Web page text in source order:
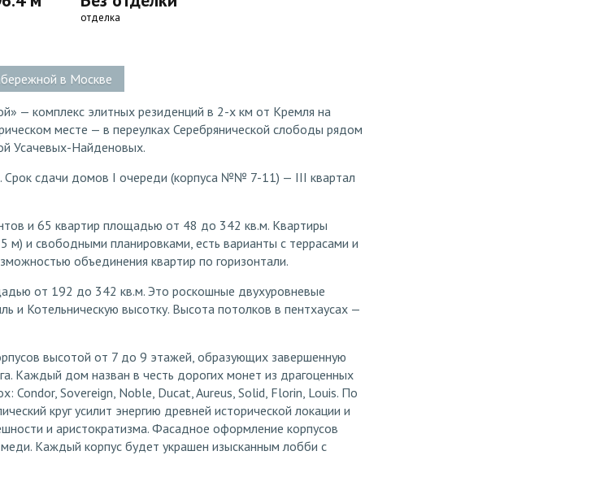
отделка
в Москве
— комплекс элитных резиденций в 2-х км от Кремля на
месте — в переулках Серебрянической слободы рядом
Усачевых-Найденовых.
Срок сдачи домов I очереди (корпуса №№ 7-11) — III квартал
и 65 квартир площадью от 48 до 342 кв.м. Квартиры
м) и свободными планировками, есть варианты с террасами и
объединения квартир по горизонтали.
от 192 до 342 кв.м. Это роскошные двухуровневые
и Котельническую высотку. Высота потолков в пентхаусах —
высотой от 7 до 9 этажей, образующих завершенную
Каждый дом назван в честь дорогих монет из драгоценных
Condor, Sovereign, Noble, Ducat, Aureus, Solid, Florin, Louis. По
круг усилит энергию древней исторической локации и
и аристократизма. Фасадное оформление корпусов
Каждый корпус будет украшен изысканным лобби с